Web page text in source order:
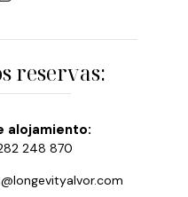
reservas:
alojamiento:
248 870